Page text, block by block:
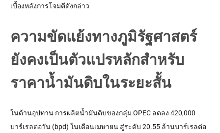
เบื้องหลังการโจมตีดังกล่าว
ความขัดแย้งทางภูมิรัฐศาสตร์
ยังคงเป็นตัวแปรหลักสำหรับ
ราคาน้ำมันดิบในระยะสั้น
ในด้านอุปทาน การผลิตน้ำมันดิบของกลุ่ม OPEC ลดลง 420,000
บาร์เรลต่อวัน (bpd) ในเดือนเมษายน สู่ระดับ 20.55 ล้านบาร์เรลต่อ